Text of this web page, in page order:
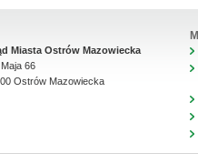
Miasta Ostrów Mazowiecka
66
Ostrów Mazowiecka